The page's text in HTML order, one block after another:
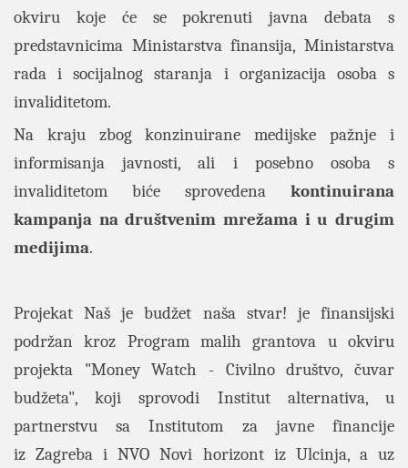
okviru koje će se pokrenuti javna debata s
predstavnicima Ministarstva finansija, Ministarstva
rada i socijalnog staranja i organizacija osoba s
invaliditetom.
Na kraju zbog konzinuirane medijske pažnje i
informisanja javnosti, ali i posebno osoba s
invaliditetom biće sprovedena kontinuirana
kampanja na društvenim mrežama i u drugim
medijima.
Projekat Naš je budžet naša stvar! je finansijski
podržan kroz Program malih grantova u okviru
projekta "Money Watch - Civilno društvo, čuvar
budžeta", koji sprovodi Institut alternativa, u
partnerstvu sa Institutom za javne financije
iz Zagreba i NVO Novi horizont iz Ulcinja, a uz